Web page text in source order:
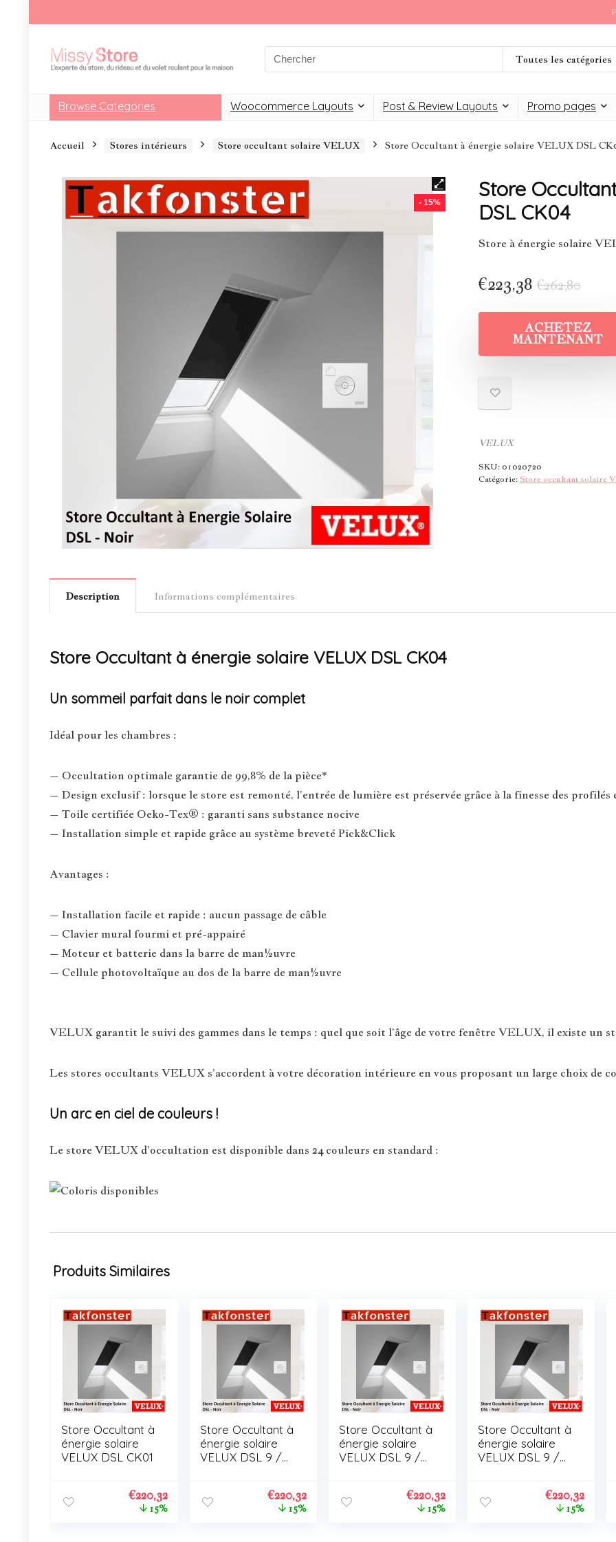
Toutes les catégories
Browse Categories Woocommerce Layouts Post & Review Layouts Promo pages
Accueil Stores intérieurs Store occultant solaire VELUX Store Occultant à énergie solaire VELUX DSL
- 15%
Store
DSL CK04
Store à énergie solaire
€262,80
€223,38
ACHETEZ
MAINTENANT
VELUX
SKU:01020720
Catégorie:Store occultant solaire
Description Informations complémentaires
Store Occultant à énergie solaire VELUX DSL CK04
Un sommeil parfait dans le noir complet
Idéal pour les chambres :
– Occultation optimale garantie de 99,8% de la pièce*
– Design exclusif : lorsque le store est remonté, l’entrée de lumière est préservée grâce à la finesse des profilés
– Toile certifiée Oeko-Tex® : garanti sans substance nocive
– Installation simple et rapide grâce au système breveté Pick&Click
Avantages :
– Installation facile et rapide : aucun passage de câble
– Clavier mural fourmi et pré-appairé
– Moteur et batterie dans la barre de man½uvre
– Cellule photovoltaïque au dos de la barre de man½uvre
VELUX garantit le suivi des gammes dans le temps : quel que soit l’âge de votre fenêtre VELUX, il existe un
Les stores occultants VELUX s’accordent à votre décoration intérieure en vous proposant un large choix de
Un arc en ciel de couleurs !
Le store VELUX d’occultation est disponible dans 24 couleurs en standard :
Produits Similaires
Store Occultant à
énergie solaire
VELUX DSL CK01
€220,32
15%
Store Occultant à
énergie solaire
VELUX DSL 9 /
€220,32
15%
Store Occultant à
énergie solaire
VELUX DSL 9 /
€220,32
15%
Store Occultant à
énergie solaire
VELUX DSL 9 /
€220,32
15%